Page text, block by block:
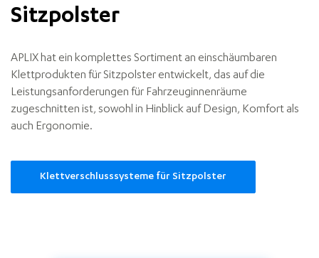
Sitzpolster
APLIX hat ein komplettes Sortiment an einschäumbaren
Klettprodukten für Sitzpolster entwickelt, das auf die
Leistungsanforderungen für Fahrzeuginnenräume
zugeschnitten ist, sowohl in Hinblick auf Design, Komfort als
auch Ergonomie.
Klettverschlusssysteme für Sitzpolster